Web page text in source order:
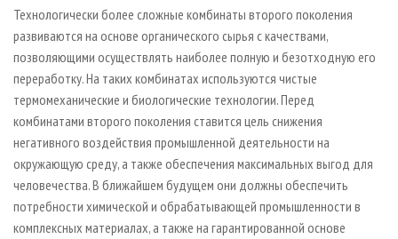
Технологически более сложные комбинаты второго поколения
развиваются на основе органического сырья с качествами,
позволяющими осуществлять наиболее полную и безотходную его
переработку. На таких комбинатах используются чистые
термомеханические и биологические технологии. Перед
комбинатами второго поколения ставится цель снижения
негативного воздействия промышленной деятельности на
окружающую среду, а также обеспечения максимальных выгод для
человечества. В ближайшем будущем они должны обеспечить
потребности химической и обрабатывающей промышленности в
комплексных материалах, а также на гарантированной основе